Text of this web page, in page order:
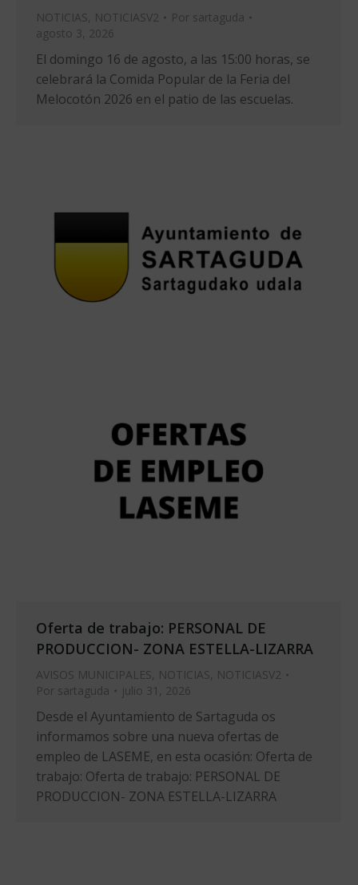
NOTICIAS, NOTICIASV2 Por sartaguda
agosto 3, 2026
El domingo 16 de agosto, a las 15:00 horas, se
celebrará la Comida Popular de la Feria del
Melocotón 2026 en el patio de las escuelas.
Oferta de trabajo: PERSONAL DE
PRODUCCION- ZONA ESTELLA-LIZARRA
AVISOS MUNICIPALES, NOTICIAS, NOTICIASV2
Por sartaguda julio 31, 2026
Desde el Ayuntamiento de Sartaguda os
informamos sobre una nueva ofertas de
empleo de LASEME, en esta ocasión: Oferta de
trabajo: Oferta de trabajo: PERSONAL DE
PRODUCCION- ZONA ESTELLA-LIZARRA